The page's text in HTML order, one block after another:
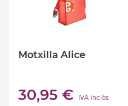
Motxilla Alice
30,95 € IVA inclòs